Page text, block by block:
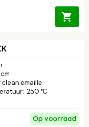
clean emaille
: 250 °C
Op voorraad